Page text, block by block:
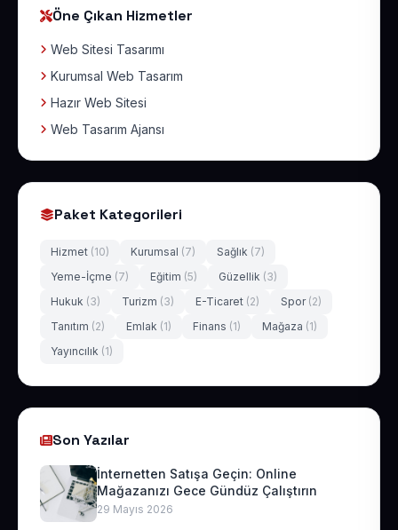
Öne Çıkan Hizmetler
Web Sitesi Tasarımı
Kurumsal Web Tasarım
Hazır Web Sitesi
Web Tasarım Ajansı
Paket Kategorileri
Hizmet (10) Kurumsal (7) Sağlık (7)
Yeme-İçme (7) Eğitim (5) Güzellik (3)
Hukuk (3) Turizm (3) E-Ticaret (2) Spor (2)
Tanıtım (2) Emlak (1) Finans (1) Mağaza (1)
Yayıncılık (1)
Son Yazılar
İnternetten Satışa Geçin: Online
Mağazanızı Gece Gündüz Çalıştırın
29 Mayıs 2026